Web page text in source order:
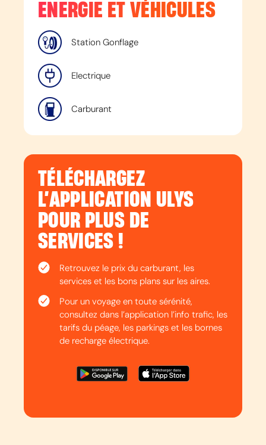
ENERGIE ET VÉHICULES
Station Gonflage
Electrique
Carburant
TÉLÉCHARGEZ
L’APPLICATION ULYS
POUR PLUS DE
SERVICES !
Retrouvez le prix du carburant, les
services et les bons plans sur les aires.
Pour un voyage en toute sérénité,
consultez dans l’application l’info trafic, les
tarifs du péage, les parkings et les bornes
de recharge électrique.